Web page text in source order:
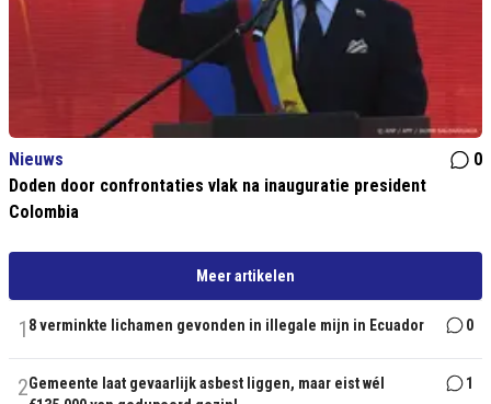
Nieuws
0
Doden door confrontaties vlak na inauguratie president
Colombia
Meer artikelen
1 8 verminkte lichamen gevonden in illegale mijn in Ecuador 0
2Gemeente laat gevaarlijk asbest liggen, maar eist wél
1